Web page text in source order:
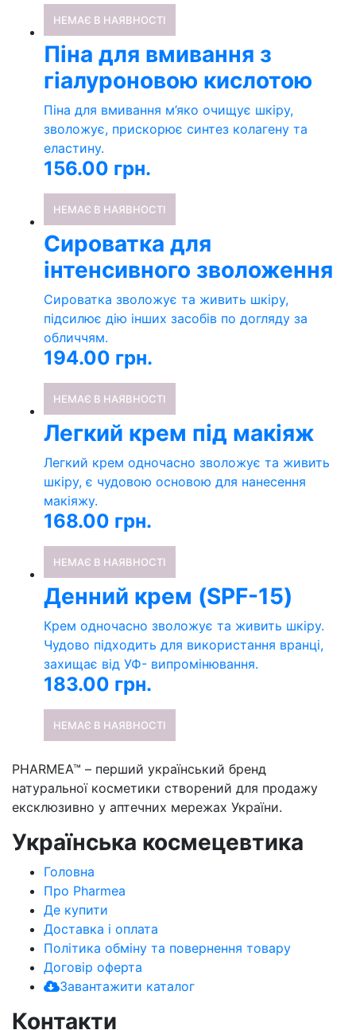
НЕМАЄ В НАЯВНОСТІ
Піна для вмивання з
гіалуроновою кислотою
Піна для вмивання м’яко очищує шкіру,
зволожує, прискорює синтез колагену та
еластину.
156.00 грн.
НЕМАЄ В НАЯВНОСТІ
Сироватка для
інтенсивного зволоження
Сироватка зволожує та живить шкіру,
підсилює дію інших засобів по догляду за
обличчям.
194.00 грн.
НЕМАЄ В НАЯВНОСТІ
Легкий крем під макіяж
Легкий крем одночасно зволожує та живить
шкіру, є чудовою основою для нанесення
макіяжу.
168.00 грн.
НЕМАЄ В НАЯВНОСТІ
Денний крем (SPF-15)
Крем одночасно зволожує та живить шкіру.
Чудово підходить для використання вранці,
захищає від УФ- випромінювання.
183.00 грн.
НЕМАЄ В НАЯВНОСТІ
PHARMEA™ – перший український бренд
натуральної косметики створений для продажу
ексклюзивно у аптечних мережах України.
Українська космецевтика
Головна
Про Pharmea
Де купити
Доставка і оплата
Політика обміну та повернення товару
Договір оферта
Завантажити каталог
Контакти